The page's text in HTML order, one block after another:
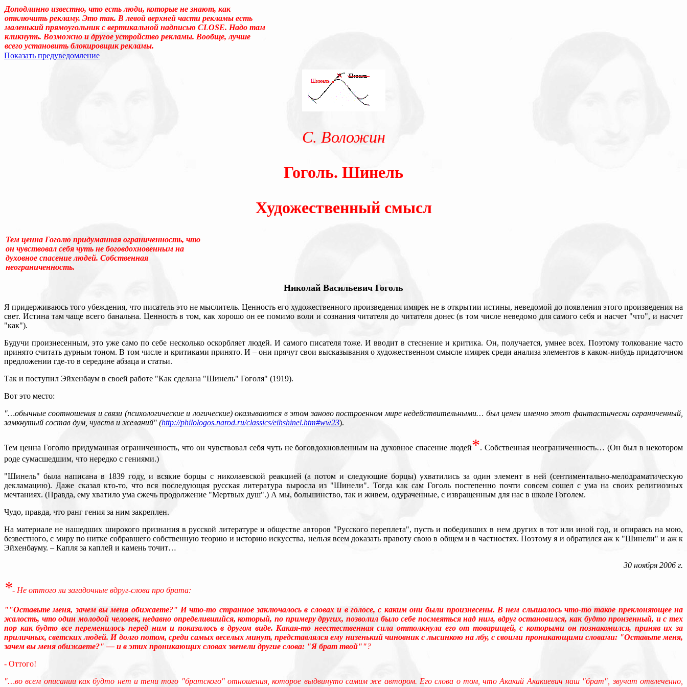
Доподлинно известно, что есть люди, которые не знают, как
отключить рекламу. Это так. В левой верхней части рекламы есть
маленький прямоугольник с вертикальной надписью CLOSE. Надо там
кликнуть. Возможно и другое устройство рекламы. Вообще, лучше
всего установить блокировщик рекламы.
Показать предуведомление
Может, перечитать надо, или медленно перечитать, или сформулировать вопрос о том, что не понятно.Прошу прощения! Так случилось, что я много лет пользовался устаревшим термином
«подсознательный» в отношении идеала автора, тогда как надо было писать «сверхсознательный». Так я не буду ни менять в тысячах мест, ни в будущем не пользоваться устаревшим.Ещё
одна накладка обнаружилась: неточное применение слова «сознание». Оно-то или его аналог (как состояние, противоположное поведенческому сну [отличающемуся от сезонного сна]) есть и
у животных, и у растений, и у бактерий. (Специфична для человека вторая сигнальная система, а не сознание.) А я сознание всюду применял как чисто человеческое, противопоставляя
прикладном искусстве (которое о, в общем-то, знаемом и рожденном замыслом сознания). Я не стану нигде уточнять и акцентировать.
С. Воложин
Гоголь. Шинель
Художественный смысл
Тем ценна Гоголю придуманная ограниченность, что
он чувствовал себя чуть не боговдохновенным на
духовное спасение людей. Собственная
неограниченность.
Николай Васильевич Гоголь
Я придерживаюсь того убеждения, что писатель это не мыслитель. Ценность его художественного произведения имярек не в открытии истины, неведомой до появления этого произведения на
свет. Истина там чаще всего банальна. Ценность в том, как хорошо он ее помимо воли и сознания читателя до читателя донес (в том числе неведомо для самого себя и насчет "что", и насчет
"как").
Будучи произнесенным, это уже само по себе несколько оскорбляет людей. И самого писателя тоже. И вводит в стеснение и критика. Он, получается, умнее всех. Поэтому толкование часто
принято считать дурным тоном. В том числе и критиками принято. И – они прячут свои высказывания о художественном смысле имярек среди анализа элементов в каком-нибудь придаточном
предложении где-то в середине абзаца и статьи.
Так и поступил Эйхенбаум в своей работе "Как сделана "Шинель" Гоголя" (1919).
Вот это место:
"…обычные соотношения и связи (психологические и логические) оказываются в этом заново построенном мире недействительными… был ценен именно этот фантастически ограниченный,
замкнутый состав дум, чувств и желаний" (http://philologos.narod.ru/classics/eihshinel.htm#ww23).
Тем ценна Гоголю придуманная ограниченность, что он чувствовал себя чуть не боговдохновленным на духовное спасение людей*. Собственная неограниченность… (Он был в некотором
роде сумасшедшим, что нередко с гениями.)
"Шинель" была написана в 1839 году, и всякие борцы с николаевской реакцией (а потом и следующие борцы) ухватились за один элемент в ней (сентиментально-мелодраматическую
декламацию). Даже сказал кто-то, что вся последующая русская литература выросла из "Шинели". Тогда как сам Гоголь постепенно почти совсем сошел с ума на своих религиозных
мечтаниях. (Правда, ему хватило ума сжечь продолжение "Мертвых душ".) А мы, большинство, так и живем, одураченные, с извращенным для нас в школе Гоголем.
Чудо, правда, что ранг гения за ним закреплен.
На материале не нашедших широкого признания в русской литературе и обществе авторов "Русского переплета", пусть и победивших в нем других в тот или иной год, и опираясь на мою,
безвестного, с миру по нитке собравшего собственную теорию и историю искусства, нельзя всем доказать правоту свою в общем и в частностях. Поэтому я и обратился аж к "Шинели" и аж к
Эйхенбауму. – Капля за каплей и камень точит…
30 ноября 2006 г.
*- Не оттого ли загадочные вдруг-слова про брата:
""Оставьте меня, зачем вы меня обижаете?" И что-то странное заключалось в словах и в голосе, с каким они были произнесены. В нем слышалось что-то такое преклоняющее на
жалость, что один молодой человек, недавно определившийся, который, по примеру других, позволил было себе посмеяться над ним, вдруг остановился, как будто пронзенный, и с тех
пор как будто все переменилось перед ним и показалось в другом виде. Какая-то неестественная сила оттолкнула его от товарищей, с которыми он познакомился, приняв их за
приличных, светских людей. И долго потом, среди самых веселых минут, представлялся ему низенький чиновник с лысинкою на лбу, с своими проникающими словами: "Оставьте меня,
зачем вы меня обижаете?" — и в этих проникающих словах звенели другие слова: "Я брат твой""?
- Оттого!
"…во всем описании как будто нет и тени того "братского" отношения, которое выдвинуто самим же автором. Его слова о том, что Акакий Акакиевич наш "брат", звучат отвлеченно,